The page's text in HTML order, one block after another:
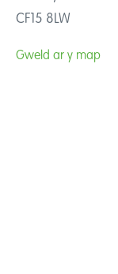
CF15 8LW
Gweld ar y map